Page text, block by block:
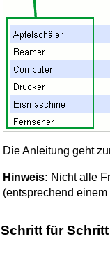
Die Anleitung geht
Hinweis: Nicht alle
(entsprechend
Schritt für Schritt